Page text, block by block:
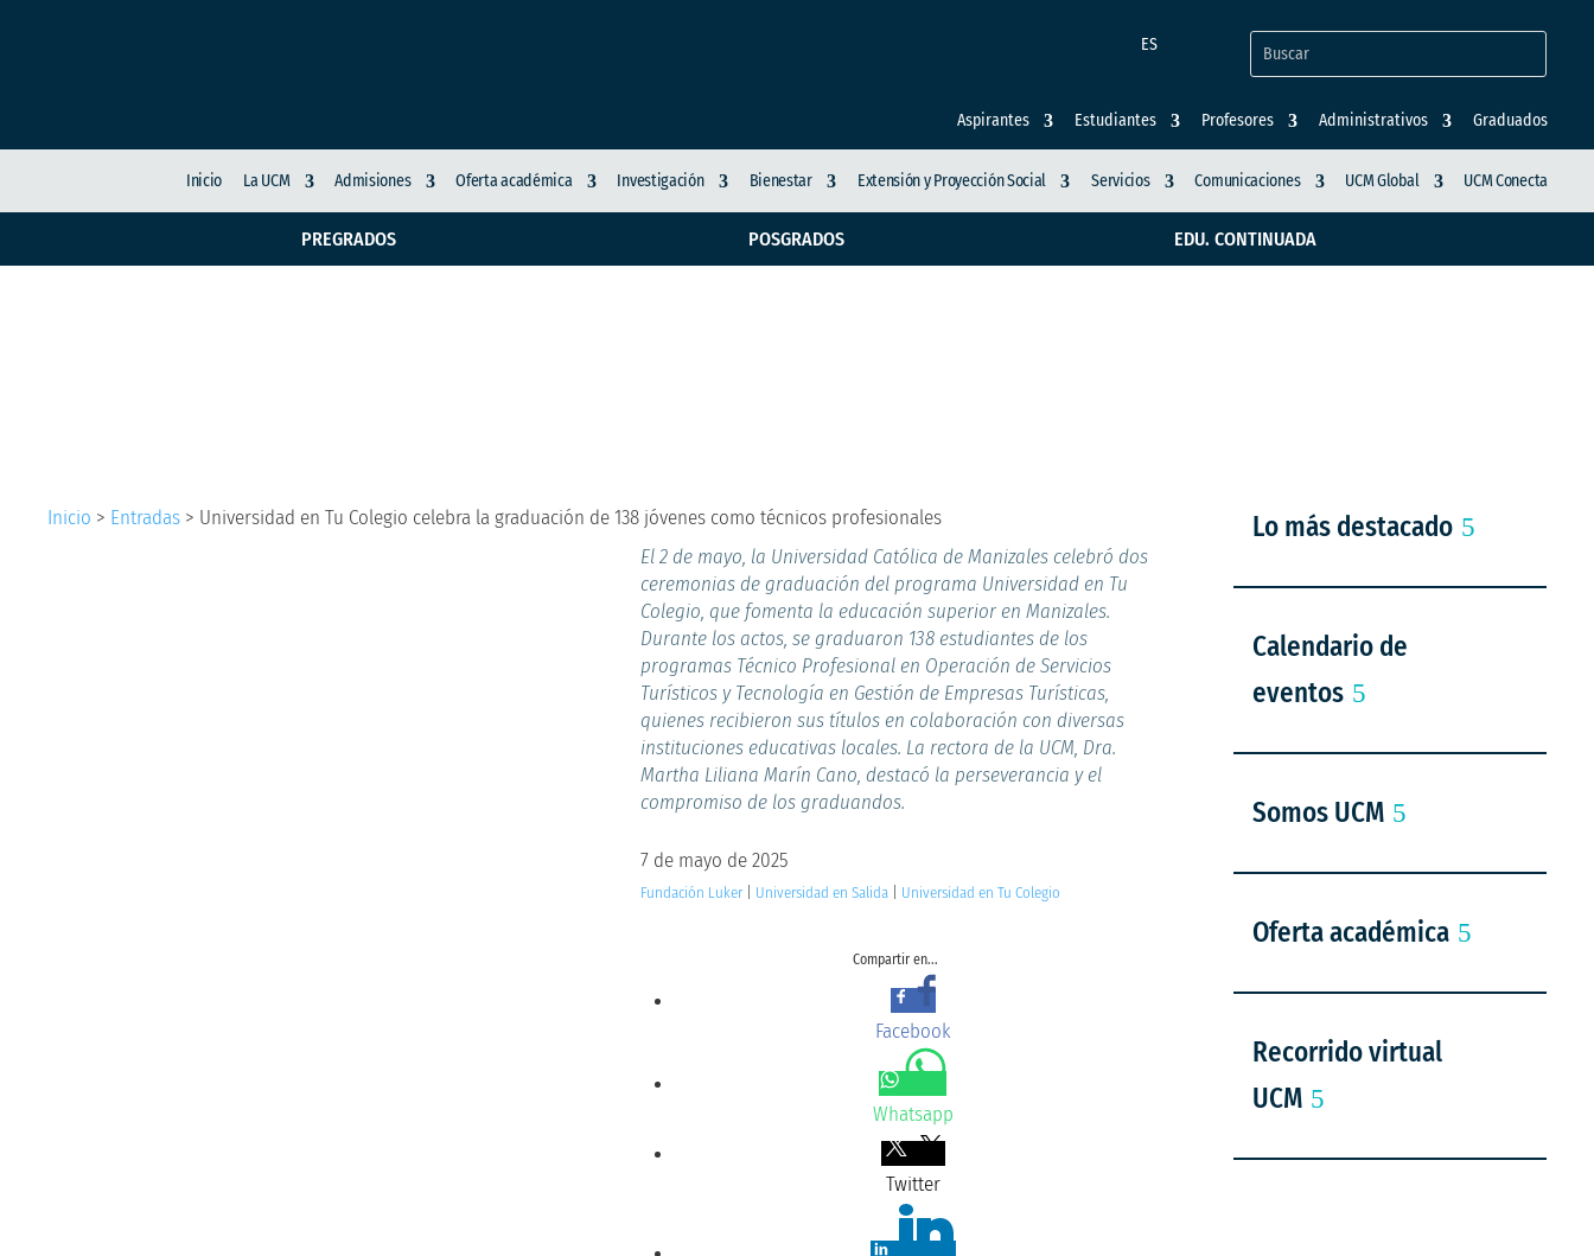
ES
Aspirantes Estudiantes Profesores Administrativos Graduados
Inicio La UCM Admisiones Oferta académica Investigación Bienestar Extensión y Proyección Social Servicios Comunicaciones UCM Global UCM Conecta
PREGRADOS POSGRADOS EDU. CONTINUADA
Inicio > Entradas > Universidad en Tu Colegio celebra la graduación de 138 jóvenes como técnicos profesionales
El 2 de mayo, la Universidad Católica de Manizales celebró dos
ceremonias de graduación del programa Universidad en Tu
Colegio, que fomenta la educación superior en Manizales.
Durante los actos, se graduaron 138 estudiantes de los
programas Técnico Profesional en Operación de Servicios
Turísticos y Tecnología en Gestión de Empresas Turísticas,
quienes recibieron sus títulos en colaboración con diversas
instituciones educativas locales. La rectora de la UCM, Dra.
Martha Liliana Marín Cano, destacó la perseverancia y el
compromiso de los graduandos.
7 de mayo de 2025
Fundación Luker| Universidad en Salida Universidad en Tu Colegio
Compartir en...
Facebook
Whatsapp
Twitter
Lo más destacado
Calendario de
eventos
Somos UCM
Oferta académica
Recorrido virtual
UCM